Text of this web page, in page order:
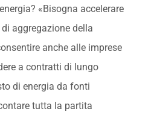
«Bisogna accelerare
aggregazione della
anche alle imprese
a contratti di lungo
di energia da fonti
tutta la partita